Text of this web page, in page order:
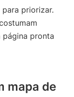
priorizar.
pronta
mapa de